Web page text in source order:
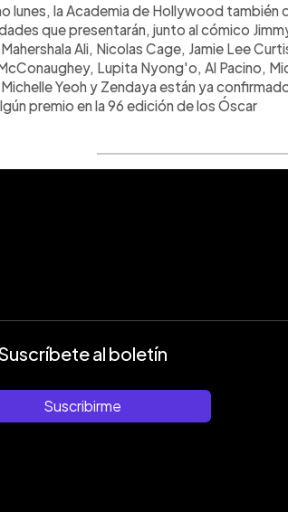
lunes, la Academia de Hollywood también
que presentarán, junto al cómico
Ali, Nicolas Cage, Jamie Lee
Lupita Nyong'o, Al Pacino,
Yeoh y Zendaya están ya
premio en la 96 edición de los Óscar
al boletín
Suscribirme